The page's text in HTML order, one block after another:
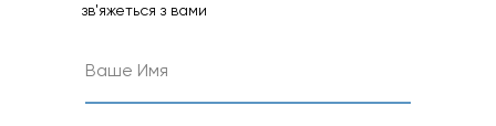
зв'яжеться з вами